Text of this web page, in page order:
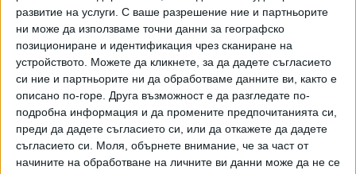
развитие на услуги. С ваше разрешение ние и партньорите
ни може да използваме точни данни за географско
позициониране и идентификация чрез сканиране на
устройството. Можете да кликнете, за да дадете съгласието
си ние и партньорите ни да обработваме данните ви, както е
описано по-горе. Друга възможност е да разгледате по-
подробна информация и да промените предпочитанията си,
преди да дадете съгласието си, или да откажете да дадете
съгласието си.
Моля, обърнете внимание, че за част от
начините на обработване на личните ви данни може да не се
емоционално за момента на ареста, че го е познал само
по очите, тъй като визуално Васил бил "съвсем различен
човек - с брада и коса", за разлика от миналата година.
Преди година Бисер Михайлов призова сина си да се
предаде. Въпреки че младежът не го послуша, днес
прокурорът казва: "Като баща не бих предал сина си". И
допълва, че дори и в ролята си на магистрат няма да го
направи. Михайлов обаче уточнява, че според